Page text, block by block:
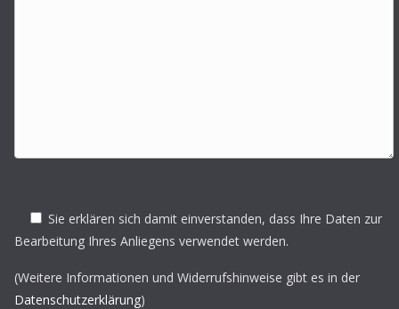
Sie erklären sich damit einverstanden, dass Ihre Daten zur
Bearbeitung Ihres Anliegens verwendet werden.
(Weitere Informationen und Widerrufshinweise gibt es in der
Datenschutzerklärung)